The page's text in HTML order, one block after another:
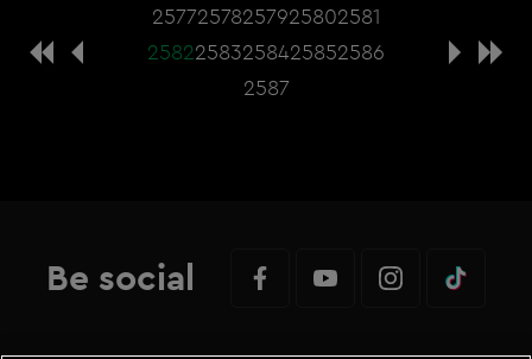
25772578257925802581
25822583258425852586
2587
Be social